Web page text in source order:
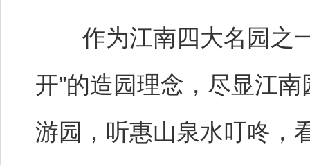
作为江南四大名园之一
开”的造园理念，尽显江
游园，听惠山泉水叮咚，